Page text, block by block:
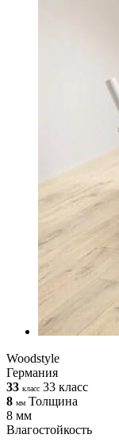
Woodstyle
Германия
33 класс 33 класс
8 мм Толщина
8 мм
Влагостойкость